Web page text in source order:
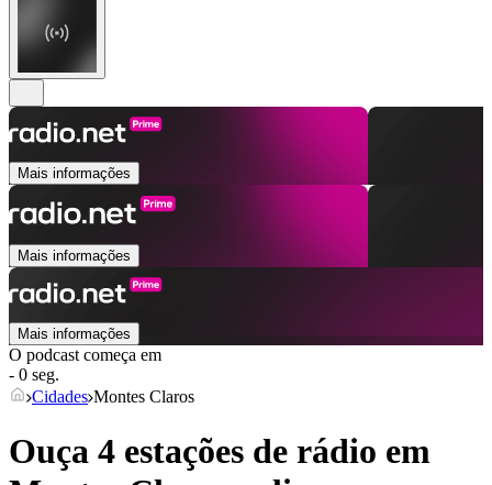
Mais informações
Mais informações
Mais informações
O podcast começa em
- 0 seg.
Cidades Montes Claros
Ouça 4 estações de rádio em